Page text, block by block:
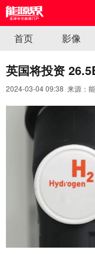
首页 影像
英国将投资
2024-03-04 09:38 来源：